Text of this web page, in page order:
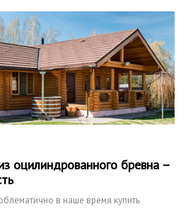
оцилиндрованного бревна –
в наше время купить